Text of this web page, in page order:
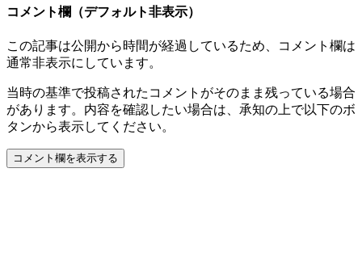
コメント欄（デフォルト非表示）
この記事は公開から時間が経過しているため、コメント欄は
通常非表示にしています。
当時の基準で投稿されたコメントがそのまま残っている場合
があります。内容を確認したい場合は、承知の上で以下のボ
タンから表示してください。
コメント欄を表示する